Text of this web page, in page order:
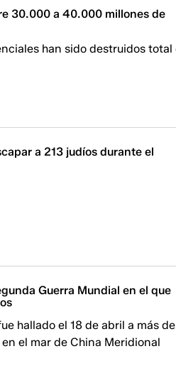
30.000 a 40.000 millones de
han sido destruidos total
a 213 judíos durante el
Guerra Mundial en el que
hallado el 18 de abril a más de
el mar de China Meridional